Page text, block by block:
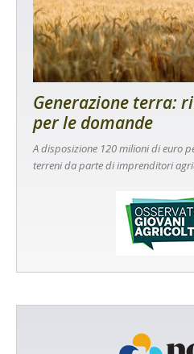
Generazione terra:
per le domande
A disposizione 120 milioni di euro
terreni da parte di imprenditori